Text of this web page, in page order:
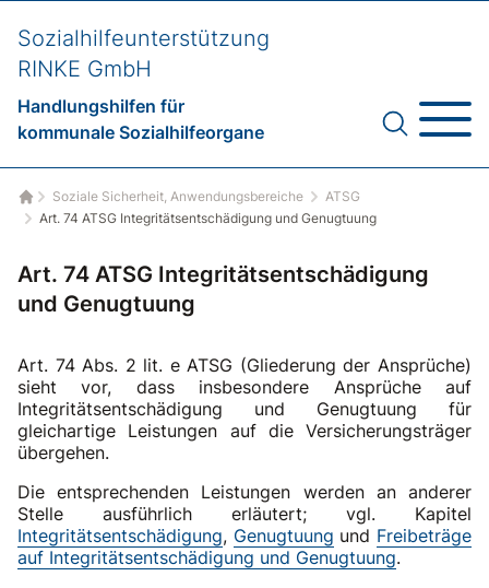
Sozialhilfeunterstützung
RINKE GmbH
Handlungshilfen für
kommunale Sozialhilfeorgane
Startseite
Soziale Sicherheit, Anwendungsbereiche
ATSG
Art. 74 ATSG Integritätsentschädigung und Genugtuung
Art. 74 ATSG Integritätsentschädigung
und Genugtuung
Art. 74 Abs. 2 lit. e ATSG (Gliederung der Ansprüche)
sieht vor, dass insbesondere Ansprüche auf
Integritätsentschädigung und Genugtuung für
gleichartige Leistungen auf die Versicherungsträger
übergehen.
Die entsprechenden Leistungen werden an anderer
Stelle ausführlich erläutert; vgl. Kapitel
Integritätsentschädigung, Genugtuung und Freibeträge
auf Integritätsentschädigung und Genugtuung.